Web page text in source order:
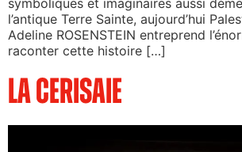
l’antique Terre Sainte, aujourd’hui
Adeline ROSENSTEIN entreprend
raconter cette histoire […]
La Cerisaie